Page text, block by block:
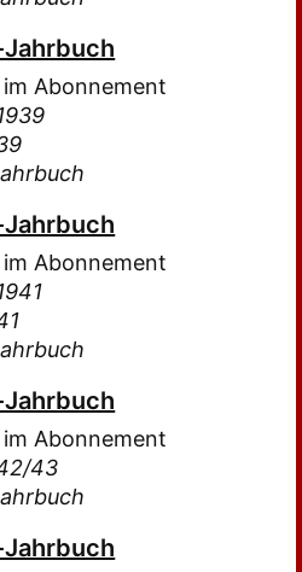
Abonnement
Abonnement
Abonnement
43